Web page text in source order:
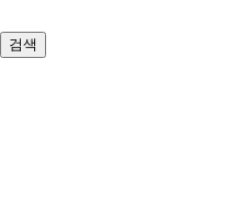
검색